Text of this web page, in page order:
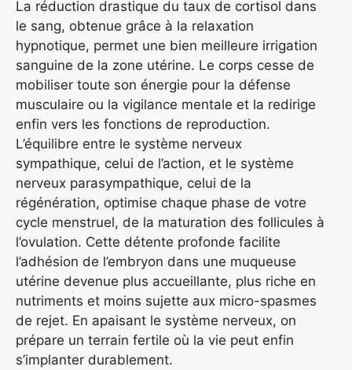
La réduction drastique du taux de cortisol dans
le sang, obtenue grâce à la relaxation
hypnotique, permet une bien meilleure irrigation
sanguine de la zone utérine. Le corps cesse de
mobiliser toute son énergie pour la défense
musculaire ou la vigilance mentale et la redirige
enfin vers les fonctions de reproduction.
L’équilibre entre le système nerveux
sympathique, celui de l’action, et le système
nerveux parasympathique, celui de la
régénération, optimise chaque phase de votre
cycle menstruel, de la maturation des follicules à
l’ovulation. Cette détente profonde facilite
l’adhésion de l’embryon dans une muqueuse
utérine devenue plus accueillante, plus riche en
nutriments et moins sujette aux micro-spasmes
de rejet. En apaisant le système nerveux, on
prépare un terrain fertile où la vie peut enfin
s’implanter durablement.